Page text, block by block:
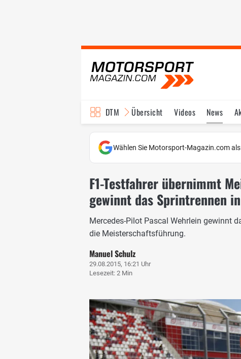
DTM Übersicht Videos News
Reglement
Bilder
Wählen Sie Motorsport-Magazin.com
F1-Testfahrer übernimmt
gewinnt das Sprintrennen
Mercedes-Pilot Pascal Wehrlein gewinnt
die Meisterschaftsführung.
Manuel Schulz
29.08.2015, 16:21 Uhr
Lesezeit: 2 Min